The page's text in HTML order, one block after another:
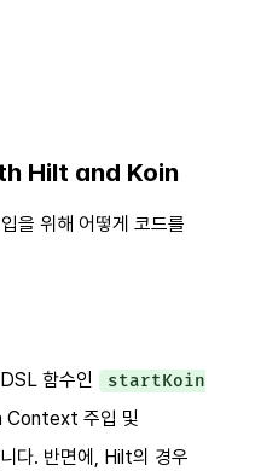
Hilt and Koin
을 위해 어떻게 코드를
함수인
startKoin
주입 및
다. 반면에, Hilt의 경우